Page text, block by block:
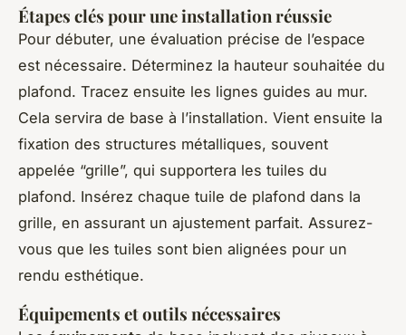
Étapes clés pour une installation réussie
Pour débuter, une évaluation précise de l’espace
est nécessaire. Déterminez la hauteur souhaitée du
plafond. Tracez ensuite les lignes guides au mur.
Cela servira de base à l’installation. Vient ensuite la
fixation des structures métalliques, souvent
appelée “grille”, qui supportera les tuiles du
plafond. Insérez chaque tuile de plafond dans la
grille, en assurant un ajustement parfait. Assurez-
vous que les tuiles sont bien alignées pour un
rendu esthétique.
Équipements et outils nécessaires